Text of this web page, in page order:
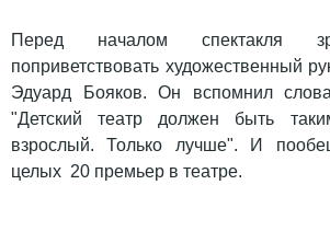
Перед началом спектакля
поприветствовать художественный
Эдуард Бояков. Он вспомнил слова
"Детский театр должен быть
взрослый. Только лучше". И
целых 20 премьер в театре.